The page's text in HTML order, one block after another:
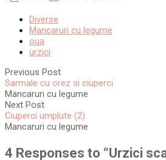
Diverse
Mancaruri cu legume
oua
urzici
Previous Post
Sarmale cu orez si ciuperci
Mancaruri cu legume
Next Post
Ciuperci umplute (2)
Mancaruri cu legume
4 Responses to “Urzici